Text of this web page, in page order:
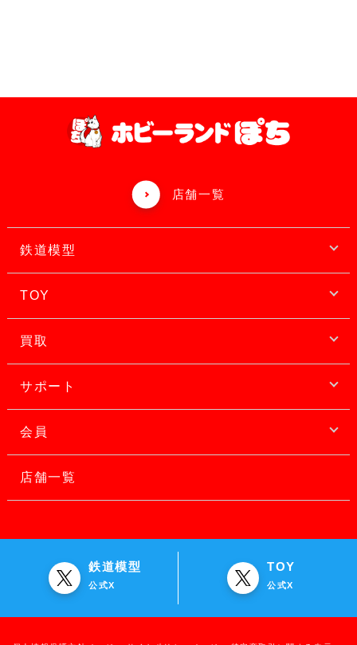
店舗一覧
鉄道模型
TOY
買取
サポート
会員
店舗一覧
鉄道模型
公式X
TOY
公式X